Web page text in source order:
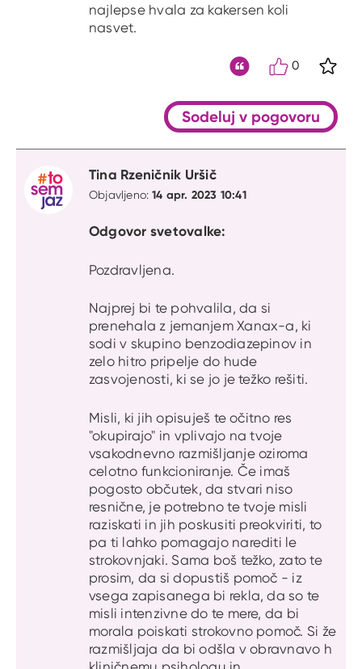
najlepse hvala za kakersen koli
nasvet.
0
Sodeluj v pogovoru
Tina Rzeničnik Uršič
Objavljeno:14 apr. 2023 10:41
Odgovor svetovalke:
Pozdravljena.
Najprej bi te pohvalila, da si
prenehala z jemanjem Xanax-a, ki
sodi v skupino benzodiazepinov in
zelo hitro pripelje do hude
zasvojenosti, ki se jo je težko rešiti.
Misli, ki jih opisuješ te očitno res
"okupirajo" in vplivajo na tvoje
vsakodnevno razmišljanje oziroma
celotno funkcioniranje. Če imaš
pogosto občutek, da stvari niso
resnične, je potrebno te tvoje misli
raziskati in jih poskusiti preokviriti, to
pa ti lahko pomagajo narediti le
strokovnjaki. Sama boš težko, zato te
prosim, da si dopustiš pomoč - iz
vsega zapisanega bi rekla, da so te
misli intenzivne do te mere, da bi
morala poiskati strokovno pomoč. Si že
razmišljaja da bi odšla v obravnavo h